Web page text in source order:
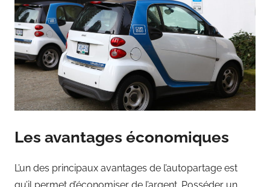
Les avantages économiques
L’un des principaux avantages de l’autopartage est
qu’il permet d’économiser de l’argent. Posséder un